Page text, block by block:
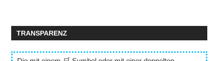
TRANSPARENZ